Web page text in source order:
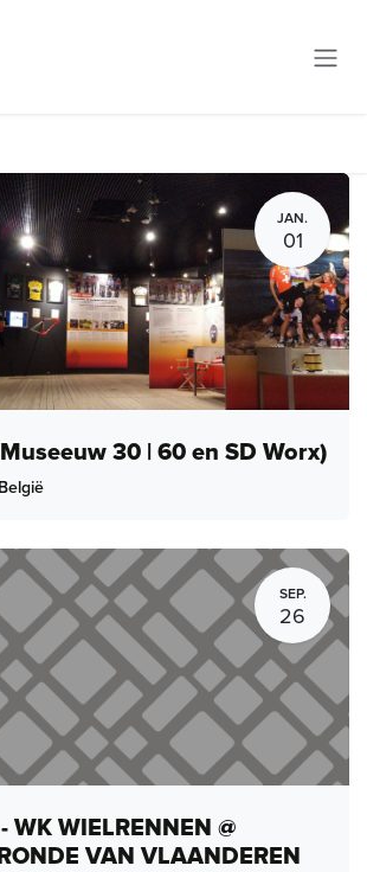
JAN.
01
30 | 60 en SD Worx)
België
SEP.
26
WK WIELRENNEN @
VAN VLAANDEREN